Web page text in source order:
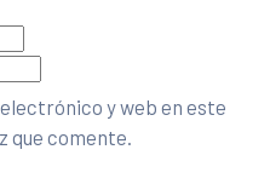
y web en este
que comente.